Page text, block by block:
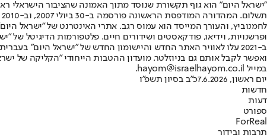
"ישראל היום" הוא גוף תקשורת שנוסד מתוך האמונה שהציבור הישראלי
ופרשנויות, וידיאו, פודקאסטים ושידורים חיים. פלטפורמות הדיגיטל של
ב-2021 עלו לאוויר האתר החדש והיישומון החדש של "ישראל היום"
ואפשר לקבל אותם גם בניוזלטר. מועדון ההטבות הייחודי "הקליקה של
במייל hayom@israelhayom.co.il.
יום ראשון, 7.6.2026
כ"ב בסיון תשפ"ו
חדשות
דעות
ספורט
ForReal
תרבות ובידור